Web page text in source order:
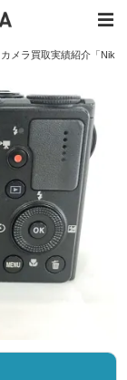
カメラ買取実績紹介「Nik